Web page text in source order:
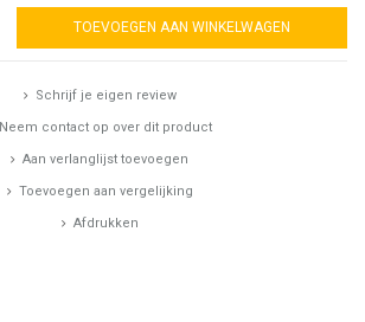
TOEVOEGEN AAN WINKELWAGEN
Schrijf je eigen review
Neem contact op over dit product
Aan verlanglijst toevoegen
Toevoegen aan vergelijking
Afdrukken